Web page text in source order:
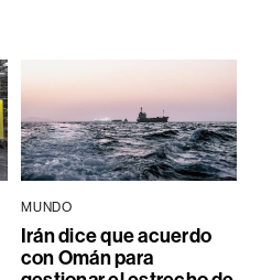
MUNDO
Irán dice que acuerdo
con Omán para